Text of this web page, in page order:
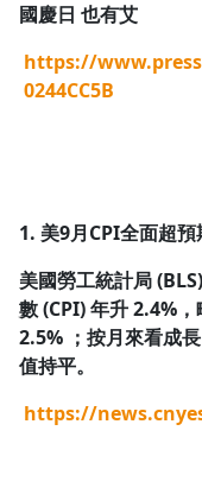
國慶日 也有艾
https://
0244CC5B
1. 美9月CPI全面超
美國勞工統計局
數 (CPI) 年升 2.4%
2.5% ；按月來看成
值持平。
https://